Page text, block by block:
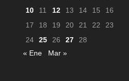
10
11 12 13 14 15
16
17
18 19 20 21 22
23
24
25 26 27
28
« Ene
Mar »